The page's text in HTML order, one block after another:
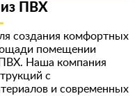
из ПВХ
создания комфортных
помещении
ПВХ. Наша компания
с
и современных